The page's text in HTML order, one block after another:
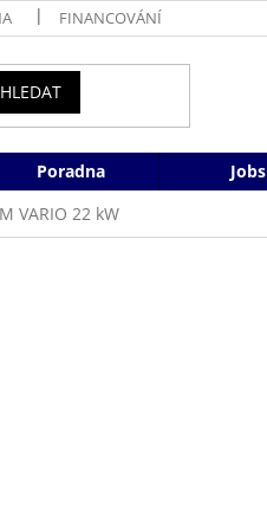
FINANCOVÁNÍ
HLEDAT
Poradna Jobs
VARIO 22 kW